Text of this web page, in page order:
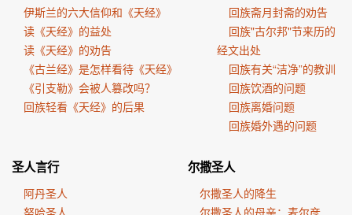
伊斯兰的六大信仰和《天经》
读《天经》的益处
读《天经》的劝告
《古兰经》是怎样看待《天经》
《引支勒》会被人篡改吗？
回族轻看《天经》的后果
回族斋月封斋的劝告
回族"古尔邦"节来历的
经文出处
回族有关“洁净”的教训
回族饮酒的问题
回族离婚问题
回族婚外遇的问题
圣人言行
阿丹圣人
尔撒圣人
尔撒圣人的降生